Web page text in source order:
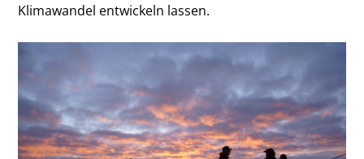
Klimawandel entwickeln lassen.